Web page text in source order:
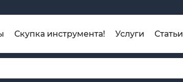
Скупка инструмента! Услуги Статьи